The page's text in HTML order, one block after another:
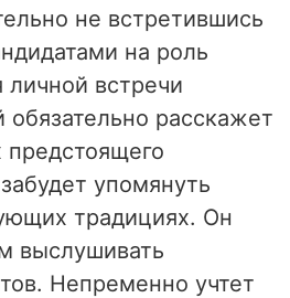
не встретившись
на роль
встречи
расскажет
предстоящего
упомянуть
традициях. Он
выслушивать
Непременно учтет